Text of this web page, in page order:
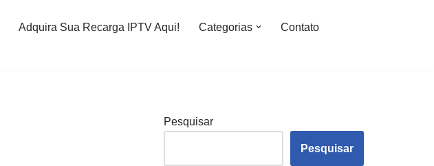
Adquira Sua Recarga IPTV Aqui! Categorias
Contato
Pesquisar
Pesquisar